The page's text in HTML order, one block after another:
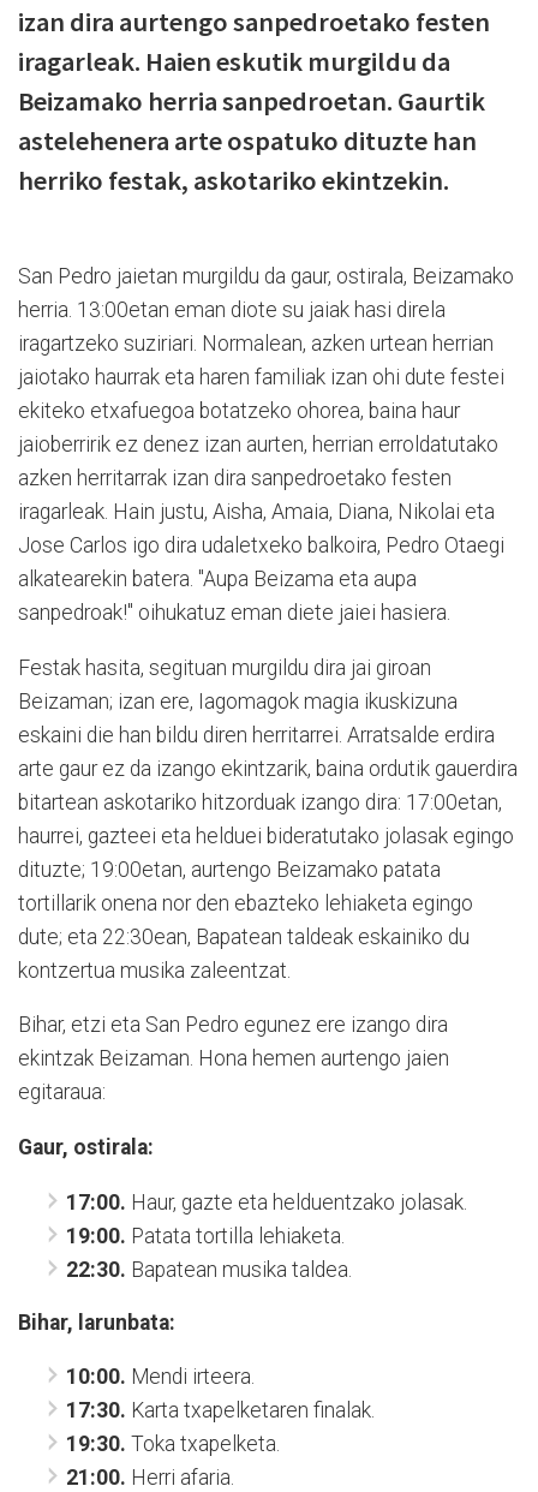
izan dira aurtengo sanpedroetako festen
iragarleak. Haien eskutik murgildu da
Beizamako herria sanpedroetan. Gaurtik
astelehenera arte ospatuko dituzte han
herriko festak, askotariko ekintzekin.
San Pedro jaietan murgildu da gaur, ostirala, Beizamako
herria. 13:00etan eman diote su jaiak hasi direla
iragartzeko suziriari. Normalean, azken urtean herrian
jaiotako haurrak eta haren familiak izan ohi dute festei
ekiteko etxafuegoa botatzeko ohorea, baina haur
jaioberririk ez denez izan aurten, herrian erroldatutako
azken herritarrak izan dira sanpedroetako festen
iragarleak. Hain justu, Aisha, Amaia, Diana, Nikolai eta
Jose Carlos igo dira udaletxeko balkoira, Pedro Otaegi
alkatearekin batera. "Aupa Beizama eta aupa
sanpedroak!" oihukatuz eman diete jaiei hasiera.
Festak hasita, segituan murgildu dira jai giroan
Beizaman; izan ere, Iagomagok magia ikuskizuna
eskaini die han bildu diren herritarrei. Arratsalde erdira
arte gaur ez da izango ekintzarik, baina ordutik gauerdira
bitartean askotariko hitzorduak izango dira: 17:00etan,
haurrei, gazteei eta helduei bideratutako jolasak egingo
dituzte; 19:00etan, aurtengo Beizamako patata
tortillarik onena nor den ebazteko lehiaketa egingo
dute; eta 22:30ean, Bapatean taldeak eskainiko du
kontzertua musika zaleentzat.
Bihar, etzi eta San Pedro egunez ere izango dira
ekintzak Beizaman. Hona hemen aurtengo jaien
egitaraua:
Gaur, ostirala:
17:00. Haur, gazte eta helduentzako jolasak.
19:00. Patata tortilla lehiaketa.
22:30. Bapatean musika taldea.
Bihar, larunbata:
10:00. Mendi irteera.
17:30. Karta txapelketaren finalak.
19:30. Toka txapelketa.
21:00. Herri afaria.